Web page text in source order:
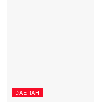
DAERAH